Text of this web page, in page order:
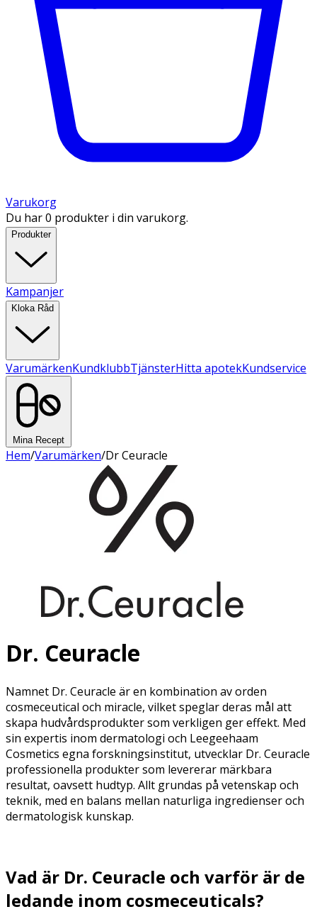
Varukorg
Du har 0 produkter i din varukorg.
Produkter
Kampanjer
Kloka Råd
VarumärkenKundklubbTjänsterHitta apotekKundservice
Mina Recept
Hem/Varumärken/Dr Ceuracle
Dr. Ceuracle
Namnet Dr. Ceuracle är en kombination av orden
cosmeceutical och miracle, vilket speglar deras mål att
skapa hudvårdsprodukter som verkligen ger effekt. Med
sin expertis inom dermatologi och Leegeehaam
Cosmetics egna forskningsinstitut, utvecklar Dr. Ceuracle
professionella produkter som levererar märkbara
resultat, oavsett hudtyp. Allt grundas på vetenskap och
teknik, med en balans mellan naturliga ingredienser och
dermatologisk kunskap.
Vad är Dr. Ceuracle och varför är de
ledande inom cosmeceuticals?